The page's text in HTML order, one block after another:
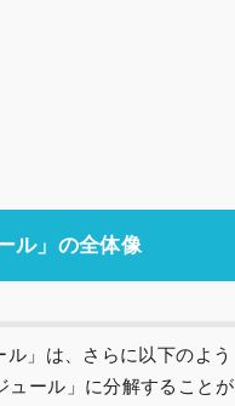
ル」の全体像
ル」は、さらに以下のよう
ュール」に分解することが